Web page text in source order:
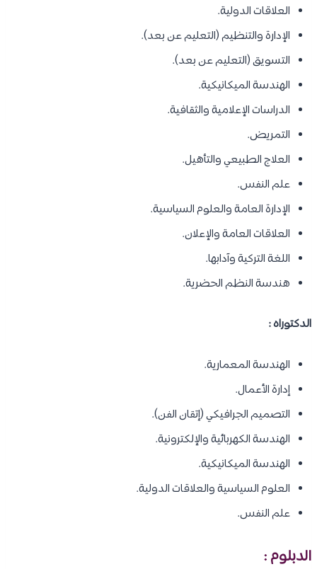
العلاقات الدولية.
الإدارة والتنظيم (التعليم عن بعد).
التسويق (التعليم عن بعد).
الهندسة الميكانيكية.
الدراسات الإعلامية والثقافية.
التمريض.
العلاج الطبيعي والتأهيل.
علم النفس.
الإدارة العامة والعلوم السياسية.
العلاقات العامة والإعلان.
اللغة التركية وآدابها.
هندسة النظم الحضرية.
الدكتوراه :
الهندسة المعمارية.
إدارة الأعمال.
التصميم الجرافيكي (إتقان الفن).
الهندسة الكهربائية والإلكترونية.
الهندسة الميكانيكية.
العلوم السياسية والعلاقات الدولية.
علم النفس.
الدبلوم :